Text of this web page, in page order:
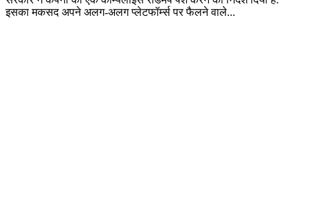
इसका मकसद अपने अलग-अलग प्लेटफॉर्म्स पर फैलने वाले...